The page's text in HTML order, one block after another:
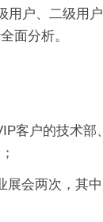
用户、二级用
面分析。
客户的技术
展会两次，其